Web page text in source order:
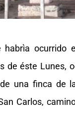
habrìa ocurrido
de éste Lunes,
una finca de
Carlos,